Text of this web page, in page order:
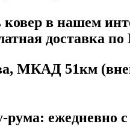
в нашем
доставка
, МКАД 51км
рума: ежедневно